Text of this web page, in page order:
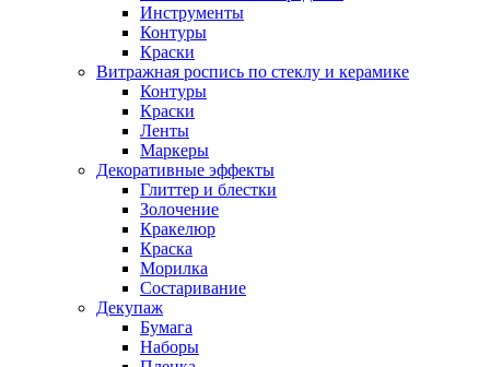
Инструменты
Контуры
Краски
Витражная роспись по стеклу и керамике
Контуры
Краски
Ленты
Маркеры
Декоративные эффекты
Глиттер и блестки
Золочение
Кракелюр
Краска
Морилка
Состаривание
Декупаж
Бумага
Наборы